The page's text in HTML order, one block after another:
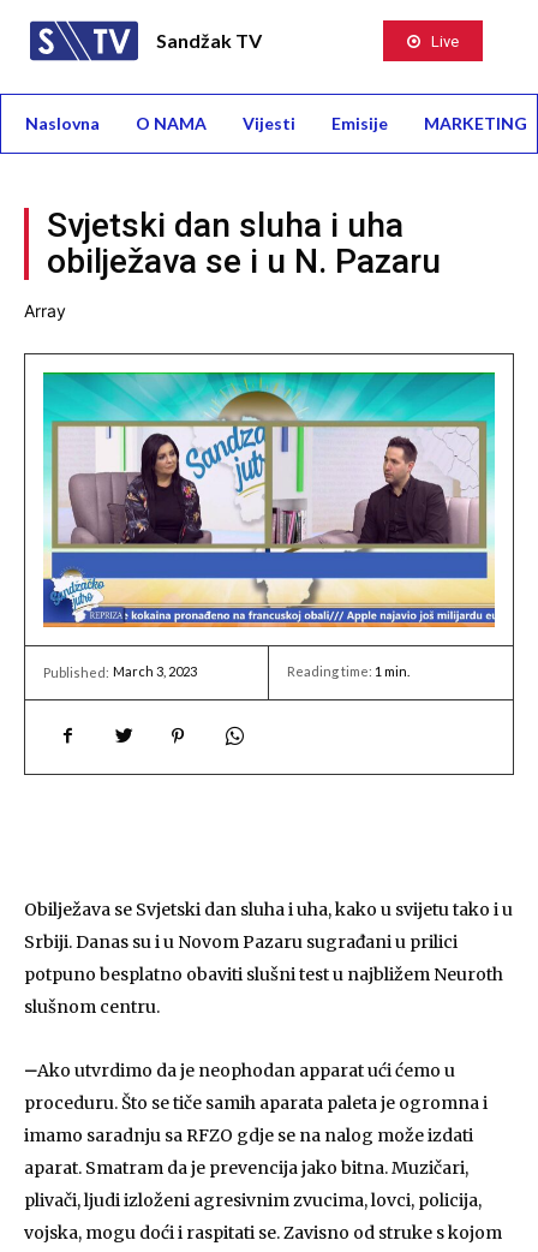
Sandžak TV Live
Naslovna O NAMA Vijesti Emisije MARKETING
Svjetski dan sluha i uha
obilježava se i u N. Pazaru
Array
Published: March 3, 2023 Reading time: 1 min.
Obilježava se Svjetski dan sluha i uha, kako u svijetu tako i u
Srbiji. Danas su i u Novom Pazaru sugrađani u prilici
potpuno besplatno obaviti slušni test u najbližem Neuroth
slušnom centru.
–Ako utvrdimo da je neophodan apparat ući ćemo u
proceduru. Što se tiče samih aparata paleta je ogromna i
imamo saradnju sa RFZO gdje se na nalog može izdati
aparat. Smatram da je prevencija jako bitna. Muzičari,
plivači, ljudi izloženi agresivnim zvucima, lovci, policija,
vojska, mogu doći i raspitati se. Zavisno od struke s kojom